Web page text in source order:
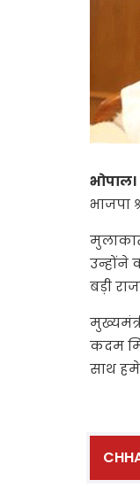
भोपाल।
भाजपा
उन्होंने
बड़ी
कदम
साथ